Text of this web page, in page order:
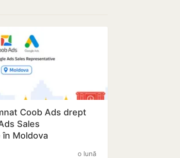
Coob Ads drept
Sales
Moldova
o lună